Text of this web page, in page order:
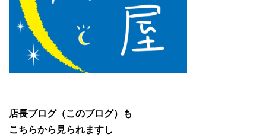
店長ブログ（このブログ）も
こちらから見られますし